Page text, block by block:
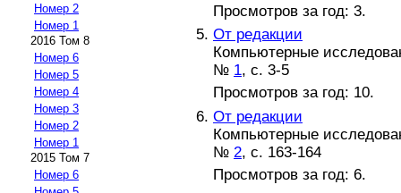
Номер 2
Номер 1
2016 Том 8
Номер 6
Номер 5
Номер 4
Номер 3
Номер 2
Номер 1
2015 Том 7
Номер 6
Просмотров за год: 3.
От редакции
Компьютерные
№ 1, с. 3-5
Просмотров за год: 10.
От редакции
Компьютерные
№ 2, с. 163-164
Просмотров за год: 6.